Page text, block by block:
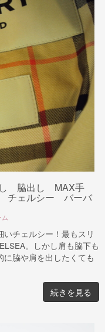
し 脇出し MAX手
チェルシー バーバ
ム
チェルシー！最もスリ
。しかし肩も脇下も
脇や肩を出したくても
続きを見る